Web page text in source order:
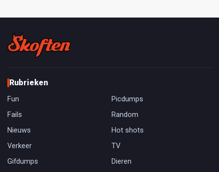
Rubrieken
Fun
Picdumps
Fails
Random
Nieuws
Hot shots
Verkeer
TV
Gifdumps
Dieren